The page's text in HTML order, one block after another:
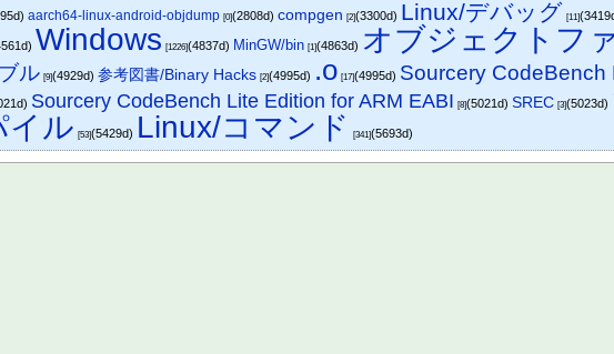
aarch64-linux-android-objdump [0](2808d)compgen [2](3300d) Linux/デバッグ [11]
Windows [1226](4837d) MinGW/bin [1](4863d) オブジェクトフ
ル [9](4929d)参考図書/Binary Hacks [2](4995d) .o [17](4995d) Sourcery CodeBench
Sourcery CodeBench Lite Edition for ARM EABI [8](5021d)SREC [3](5023d)
イル [53](5429d) Linux/コマンド [341](5693d)